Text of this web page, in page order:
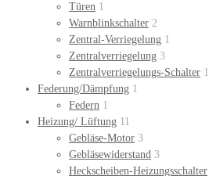
Türen 1
Warnblinkschalter 2
Zentral-Verriegelung 1
Zentralverriegelung 3
Zentralverriegelungs-Schalter 1
Federung/Dämpfung 1
Federn 1
Heizung/ Lüftung 11
Gebläse-Motor 3
Gebläsewiderstand 3
Heckscheiben-Heizungsschalter